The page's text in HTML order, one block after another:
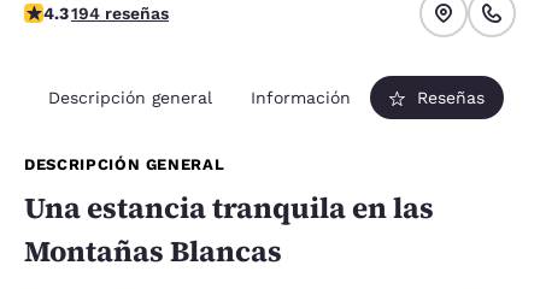
calificación de 4.34 estrellas. Excelente.
4.3194 reseñas
Descripción general Información Reseñas
DESCRIPCIÓN GENERAL
Una estancia tranquila en las
Montañas Blancas